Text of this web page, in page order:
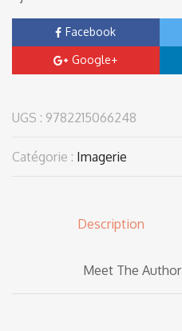
Facebook
Google+
UGS : 9782215066248
Catégorie : Imagerie
Description
Meet The Author